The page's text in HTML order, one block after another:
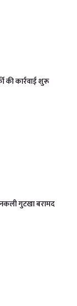
की कार्रवाई शुरू
नकली गुटखा बरामद